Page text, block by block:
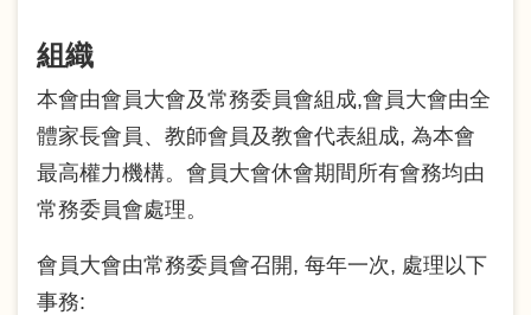
組織
本會由會員大會及常務委員會組成,會員大會由全
體家長會員、教師會員及教會代表組成, 為本會
最高權力機構。會員大會休會期間所有會務均由
常務委員會處理。
會員大會由常務委員會召開, 每年一次, 處理以下
事務: